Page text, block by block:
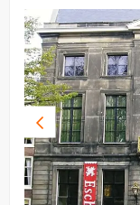
Vorige
foto